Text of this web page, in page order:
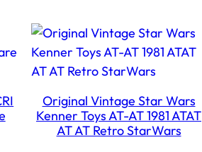
Original Vintage Star Wars
Kenner Toys AT-AT 1981 ATAT
AT AT Retro StarWars